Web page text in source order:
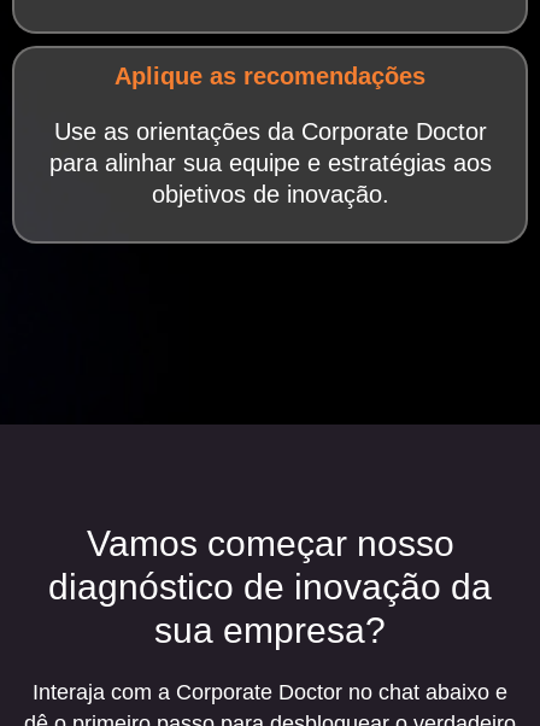
Aplique as recomendações
Use as orientações da Corporate Doctor
para alinhar sua equipe e estratégias aos
objetivos de inovação.
Vamos começar nosso
diagnóstico de inovação da
sua empresa?
Interaja com a Corporate Doctor no chat abaixo e